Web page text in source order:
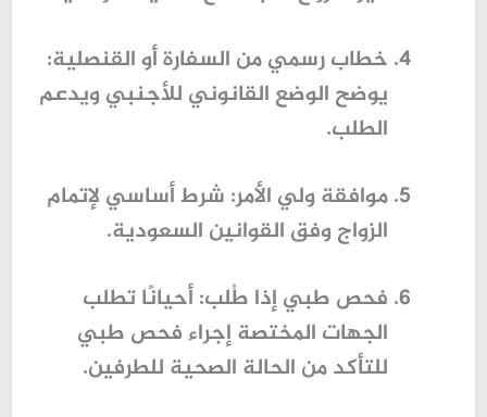
خطاب رسمي من السفارة أو القنصلية:
يوضح الوضع القانوني للأجنبي ويدعم
الطلب.
موافقة ولي الأمر: شرط أساسي لإتمام
الزواج وفق القوانين السعودية.
فحص طبي إذا طُلب: أحيانًا تطلب
الجهات المختصة إجراء فحص طبي
للتأكد من الحالة الصحية للطرفين.